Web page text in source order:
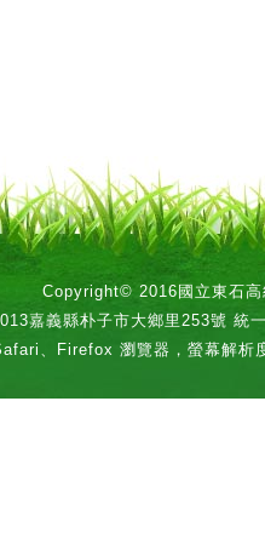
Copyright© 2016國立東石高
嘉義縣朴子市大鄉里253號 統
、Firefox 瀏覽器，螢幕解